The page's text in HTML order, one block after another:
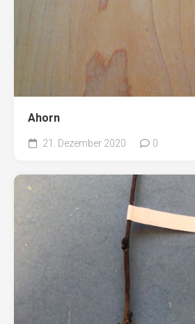
Ahorn
21. Dezember 2020 0